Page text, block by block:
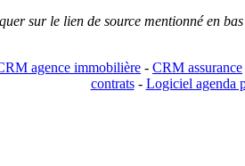
sur le lien de source mentionné en
agence immobilière - CRM assurance
contrats- Logiciel agenda